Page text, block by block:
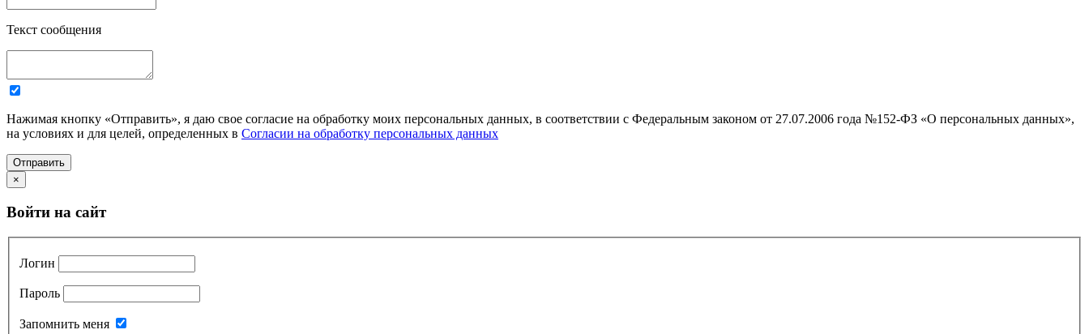
Текст сообщения
Нажимая кнопку «Отправить», я даю свое согласие на обработку моих персональных данных, в соответствии с Федеральным законом от 27.07.2006 года №152-ФЗ «О персональных данных»,
на условиях и для целей, определенных в Согласии на обработку персональных данных
Отправить
×
Войти на сайт
Логин
Пароль
Запомнить меня